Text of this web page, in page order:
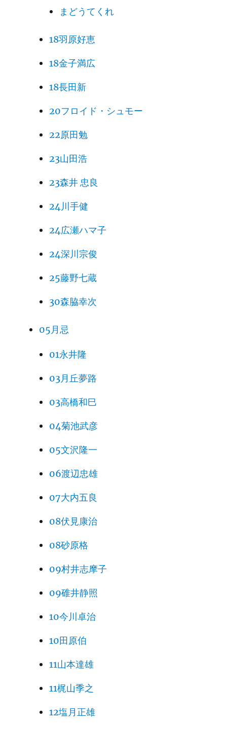
まどうてくれ
18羽原好恵
18金子満広
18長田新
20フロイド・シュモー
22原田勉
23山田浩
23森井 忠良
24川手健
24広瀬ハマ子
24深川宗俊
25藤野七蔵
30森脇幸次
05月忌
01永井隆
03月丘夢路
03高橋和巳
04菊池武彦
05文沢隆一
06渡辺忠雄
07大内五良
08伏見康治
08砂原格
09村井志摩子
09碓井静照
10今川卓治
10田原伯
11山本達雄
11梶山季之
12塩月正雄